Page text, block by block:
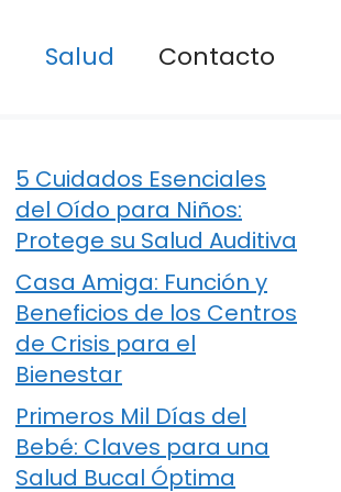
Salud Contacto
5 Cuidados Esenciales
del Oído para Niños:
Protege su Salud Auditiva
Casa Amiga: Función y
Beneficios de los Centros
de Crisis para el
Bienestar
Primeros Mil Días del
Bebé: Claves para una
Salud Bucal Óptima